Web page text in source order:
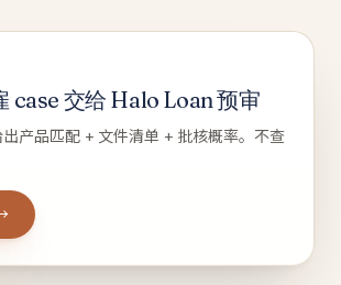
case 交给 Halo Loan 预审
产品匹配 + 文件清单 + 批核概率。不查